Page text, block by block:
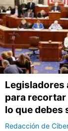
Legisladores
para recortar
lo que debes
Redacción de